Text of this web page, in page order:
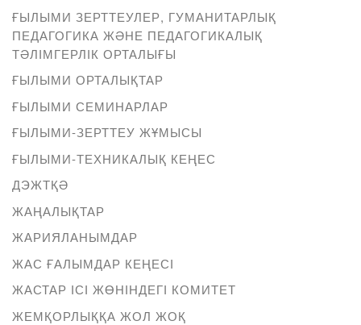
ҒЫЛЫМИ ЗЕРТТЕУЛЕР, ГУМАНИТАРЛЫҚ
ПЕДАГОГИКА ЖӘНЕ ПЕДАГОГИКАЛЫҚ
ТӘЛІМГЕРЛІК ОРТАЛЫҒЫ
ҒЫЛЫМИ ОРТАЛЫҚТАР
ҒЫЛЫМИ СЕМИНАРЛАР
ҒЫЛЫМИ-ЗЕРТТЕУ ЖҰМЫСЫ
ҒЫЛЫМИ-ТЕХНИКАЛЫҚ КЕҢЕС
ДЭЖТҚӘ
ЖАҢАЛЫҚТАР
ЖАРИЯЛАНЫМДАР
ЖАС ҒАЛЫМДАР КЕҢЕСІ
ЖАСТАР ІСІ ЖӨНІНДЕГІ КОМИТЕТ
ЖЕМҚОРЛЫҚҚА ЖОЛ ЖОҚ